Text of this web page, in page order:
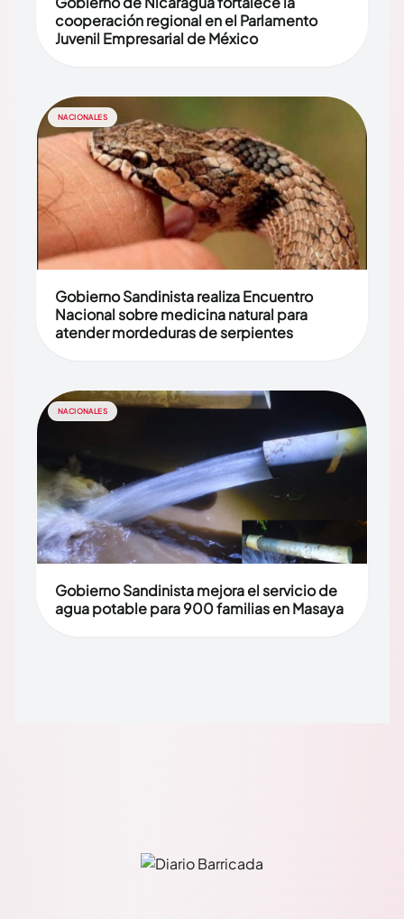
cooperación regional en el Parlamento
Juvenil Empresarial de México
NACIONALES
Gobierno Sandinista realiza Encuentro
Nacional sobre medicina natural para
atender mordeduras de serpientes
NACIONALES
Gobierno Sandinista mejora el servicio de
agua potable para 900 familias en Masaya